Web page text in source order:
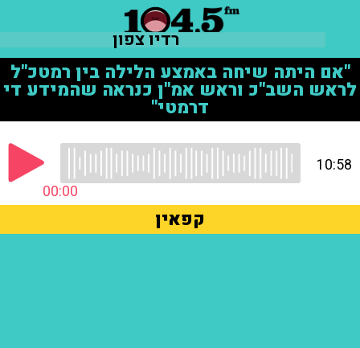
רדיו צפון
"אם היתה שיחה באמצע הלילה בין רמטכ"ל
לראש השב"כ וראש אמ"ן כנראה שהמידע די
דרמטי"
00:00
10:58
קפאין